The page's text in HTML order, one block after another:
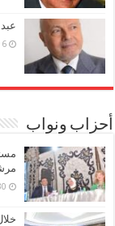
6 ديسمبر، 2025
أحزاب ونواب
30